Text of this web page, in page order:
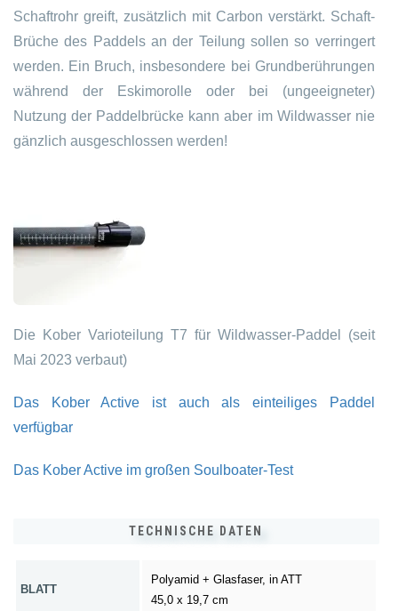
Schaftrohr greift, zusätzlich mit Carbon verstärkt. Schaft-
Brüche des Paddels an der Teilung sollen so verringert
werden. Ein Bruch, insbesondere bei Grundberührungen
während der Eskimorolle oder bei (ungeeigneter)
Nutzung der Paddelbrücke kann aber im Wildwasser nie
gänzlich ausgeschlossen werden!
Die Kober Varioteilung T7 für Wildwasser-Paddel (seit
Mai 2023 verbaut)
Das Kober Active ist auch als einteiliges Paddel
verfügbar
Das Kober Active im großen Soulboater-Test
TECHNISCHE DATEN
BLATT
Polyamid + Glasfaser, in ATT
45,0 x 19,7 cm